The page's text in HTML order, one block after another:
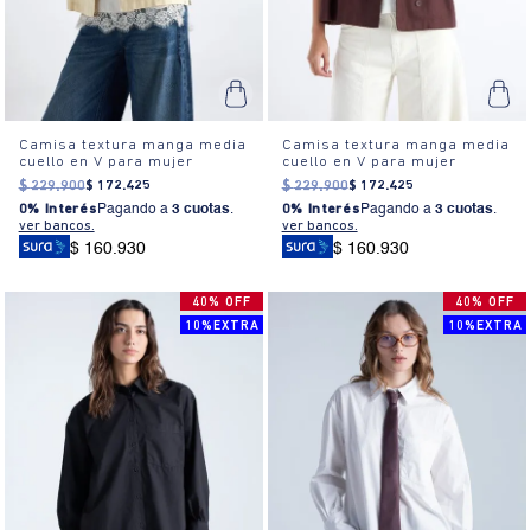
Camisa textura manga media
cuello en V para mujer
$ 229.900$ 172.425
0% Interés Pagando a 3 cuotas.
ver bancos.
$ 160.930
Camisa textura manga media
cuello en V para mujer
$ 229.900$ 172.425
0% Interés Pagando a 3 cuotas.
ver bancos.
$ 160.930
40% OFF
10%EXTRA
40% OFF
10%EXTRA